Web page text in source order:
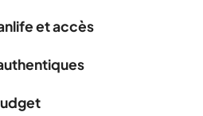
et accès